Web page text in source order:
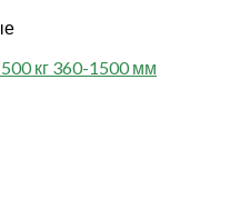
кг 360-1500 мм